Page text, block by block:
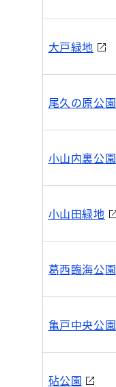
大戸緑地
尾久の原公園
小山内裏公園
小山田緑地
葛西臨海公園
亀戸中央公園
砧公園